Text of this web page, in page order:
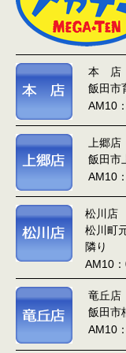
本 店
飯田市
AM10
上郷店
飯田市
AM10
松川店
松川町
隣り
AM10
竜丘店
飯田市
AM10